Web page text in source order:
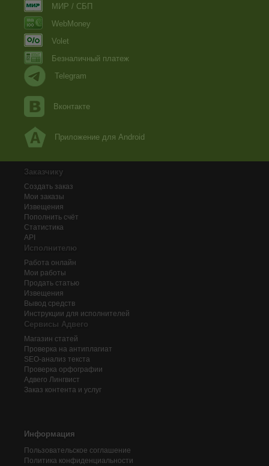
МИР / СБП
WebMoney
Volet
Безналичный платеж
Telegram
Вконтакте
Приложение для Android
Заказчику
Создать заказ
Мои заказы
Извещения
Пополнить счёт
Статистика
API
Исполнителю
Работа онлайн
Мои работы
Продать статью
Извещения
Вывод средств
Инструкции для исполнителей
Сервисы Адвего
Магазин статей
Проверка на антиплагиат
SEO-анализ текста
Проверка орфографии
Адвего Лингвист
Заказ контента и услуг
Информация
Пользовательское соглашение
Политика конфиденциальности